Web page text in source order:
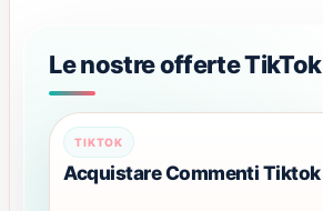
Le nostre offerte TikTok
TIKTOK
Acquistare Commenti Tiktok